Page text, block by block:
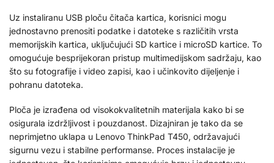
Uz instaliranu USB ploču čitača kartica, korisnici mogu
jednostavno prenositi podatke i datoteke s različitih vrsta
memorijskih kartica, uključujući SD kartice i microSD kartice. To
omogućuje besprijekoran pristup multimedijskom sadržaju, kao
što su fotografije i video zapisi, kao i učinkovito dijeljenje i
pohranu datoteka.
Ploča je izrađena od visokokvalitetnih materijala kako bi se
osigurala izdržljivost i pouzdanost. Dizajniran je tako da se
neprimjetno uklapa u Lenovo ThinkPad T450, održavajući
sigurnu vezu i stabilne performanse. Proces instalacije je